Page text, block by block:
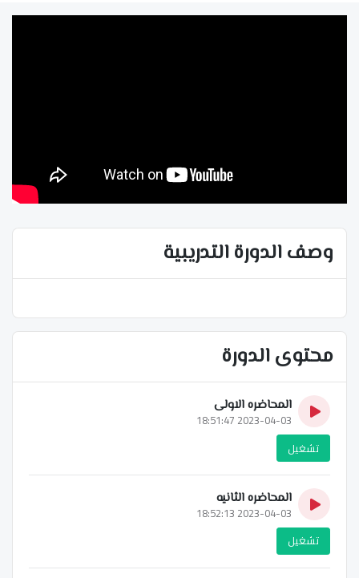
وصف الدورة التدريبية
محتوى الدورة
المحاضره الاولى
2023-04-03 18:51:47
تشغيل
المحاضره الثانيه
2023-04-03 18:52:13
تشغيل